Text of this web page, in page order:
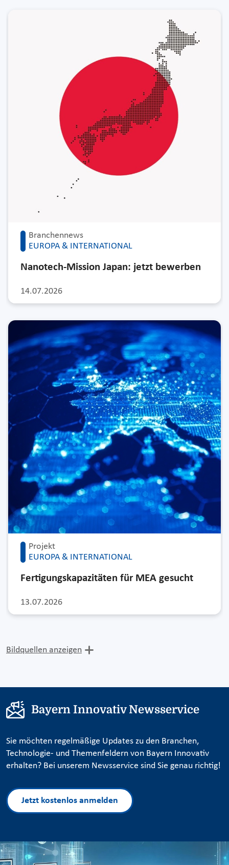
Branchennews
EUROPA & INTERNATIONAL
14.07.2026
Nanotech-Mission Japan: jetzt bewerben
Projekt
EUROPA & INTERNATIONAL
13.07.2026
Fertigungskapazitäten für MEA gesucht
Bildquellen anzeigen
Bayern Innovativ Newsservice
Sie möchten regelmäßige Updates zu den Branchen,
Technologie- und Themenfeldern von Bayern Innovativ
erhalten? Bei unserem Newsservice sind Sie genau richtig!
Jetzt kostenlos anmelden